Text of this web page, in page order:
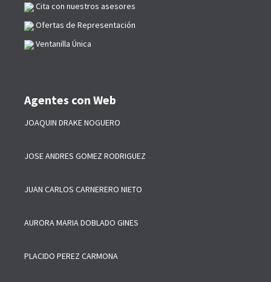
Cita con nuestros asesores
Ofertas de Representación
Ventanilla Única
Agentes con Web
JOAQUIN DRAKE NOGUERO
JOSE ANDRES GOMEZ RODRIGUEZ
JUAN CARLOS CARNERERO NIETO
AURORA MARIA DOBLADO GINES
PLACIDO PEREZ CARMONA